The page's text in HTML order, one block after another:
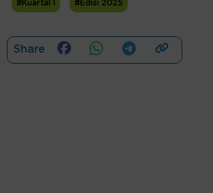
#Kuartal I #Edisi 2025
Share